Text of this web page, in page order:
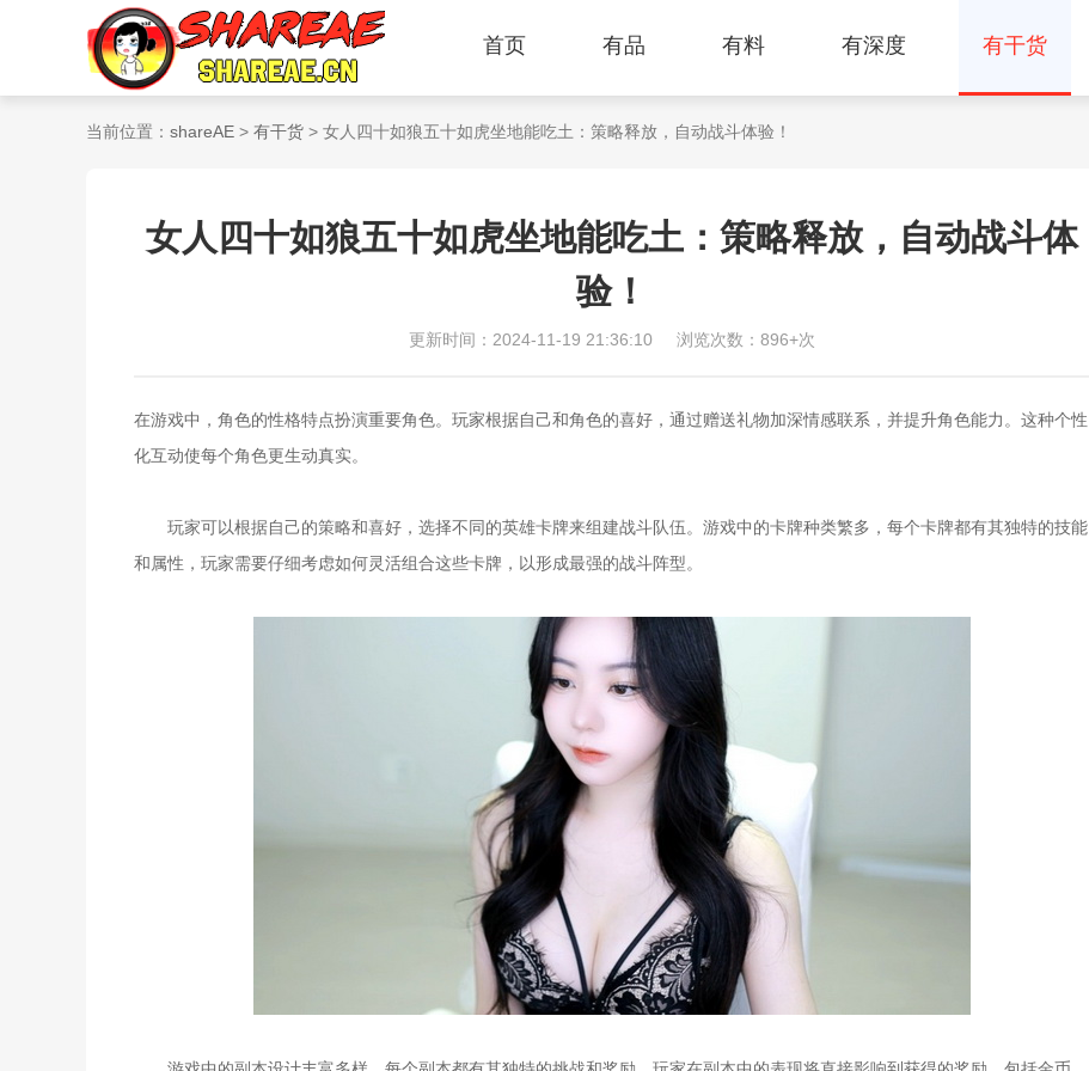
首页 有品 有料 有深度 有干货
当前位置： shareAE > 有干货 > 女人四十如狼五十如虎坐地能吃土：策略释放，自动战斗体验！
女人四十如狼五十如虎坐地能吃土：策略释放，自动战斗体
验！
更新时间：2024-11-19 21:36:10 浏览次数：896+次
在游戏中，角色的性格特点扮演重要角色。玩家根据自己和角色的喜好，通过赠送礼物加深情感联系，并提升角色能力。这种个性
化互动使每个角色更生动真实。
玩家可以根据自己的策略和喜好，选择不同的英雄卡牌来组建战斗队伍。游戏中的卡牌种类繁多，每个卡牌都有其独特的技能
和属性，玩家需要仔细考虑如何灵活组合这些卡牌，以形成最强的战斗阵型。